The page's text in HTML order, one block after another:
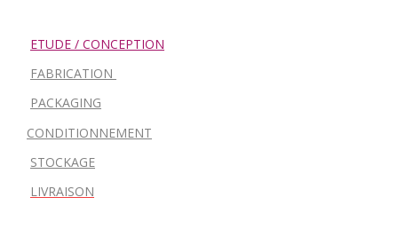
ETUDE / CONCEPTION
FABRICATION
PACKAGING
CONDITIONNEMENT
STOCKAGE
LIVRAISON